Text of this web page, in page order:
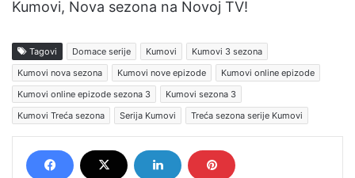
Kumovi, Nova sezona na Novoj TV!
Tagovi Domace serije Kumovi
Kumovi 3 sezona
Kumovi nova sezona
Kumovi nove epizode
Kumovi online epizode
Kumovi online epizode sezona 3
Kumovi sezona 3
Kumovi Treća sezona
Serija Kumovi Treća sezona serije Kumovi